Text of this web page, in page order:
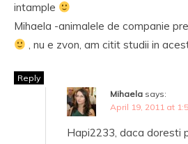
intample
Mihaela -animalele de companie
, nu e zvon, am citit studii in
Reply
Mihaela says:
April 19, 2011 at
Hapi2233, daca doresti